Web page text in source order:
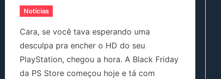
Notícias
Cara, se você tava esperando uma
desculpa pra encher o HD do seu
PlayStation, chegou a hora. A Black Friday
da PS Store começou hoje e tá com